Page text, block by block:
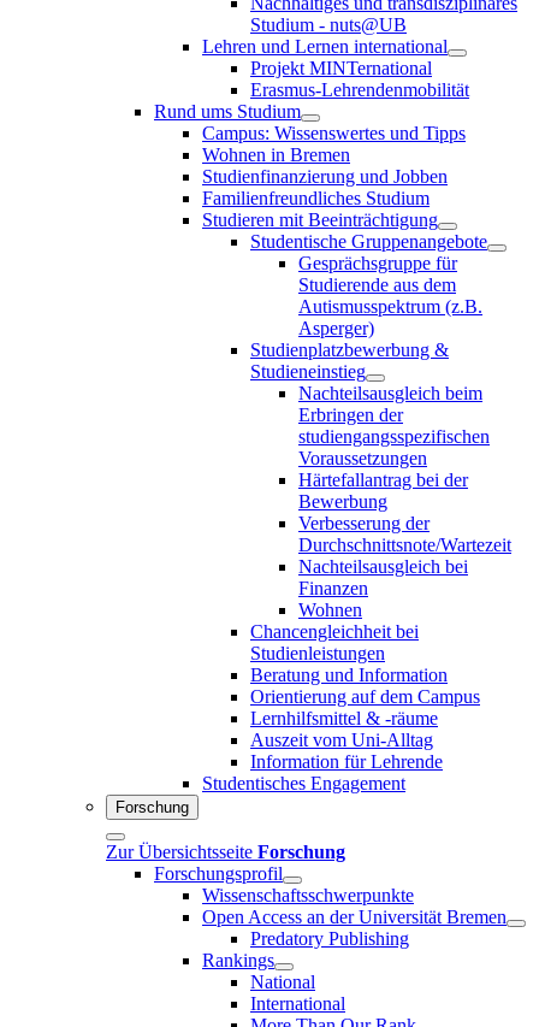
Studium - nuts@UB
Lehren und Lernen international
Projekt MINTernational
Erasmus-Lehrendenmobilität
Rund ums Studium
Campus: Wissenswertes und Tipps
Wohnen in Bremen
Studienfinanzierung und Jobben
Familienfreundliches Studium
Studieren mit Beeinträchtigung
Studentische Gruppenangebote
Gesprächsgruppe für
Studierende aus dem
Autismusspektrum (z.B.
Asperger)
Studienplatzbewerbung &
Studieneinstieg
Nachteilsausgleich beim
Erbringen der
studiengangsspezifischen
Voraussetzungen
Härtefallantrag bei der
Bewerbung
Verbesserung der
Durchschnittsnote/Wartezeit
Nachteilsausgleich bei
Finanzen
Wohnen
Chancengleichheit bei
Studienleistungen
Beratung und Information
Orientierung auf dem Campus
Lernhilfsmittel & -räume
Auszeit vom Uni-Alltag
Information für Lehrende
Studentisches Engagement
Forschung
Zur Übersichtsseite Forschung
Forschungsprofil
Wissenschaftsschwerpunkte
Open Access an der Universität Bremen
Predatory Publishing
Rankings
National
International